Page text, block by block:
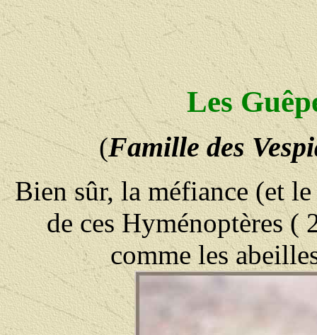
Les
(Famille des
Bien sûr, la méfiance (et le
de ces Hyménoptères (
comme les